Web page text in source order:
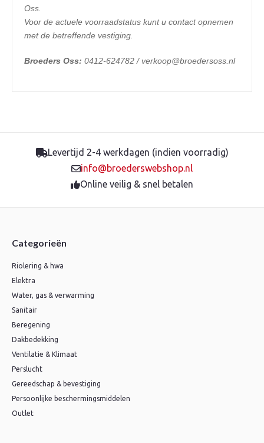
Oss.
Voor de actuele voorraadstatus kunt u contact opnemen
met de betreffende vestiging.
Broeders Oss: 0412-624782 / verkoop@broedersoss.nl
Levertijd 2-4 werkdagen (indien voorradig)
info@broederswebshop.nl
Online veilig & snel betalen
Categorieën
Riolering & hwa
Elektra
Water, gas & verwarming
Sanitair
Beregening
Dakbedekking
Ventilatie & Klimaat
Perslucht
Gereedschap & bevestiging
Persoonlijke beschermingsmiddelen
Outlet